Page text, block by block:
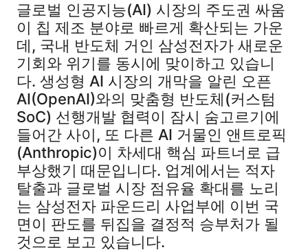
글로벌 인공지능(AI) 시장의 주도권 싸움
이 칩 제조 분야로 빠르게 확산되는 가운
데, 국내 반도체 거인 삼성전자가 새로운
기회와 위기를 동시에 맞이하고 있습니
다. 생성형 AI 시장의 개막을 알린 오픈
AI(OpenAI)와의 맞춤형 반도체(커스텀
SoC) 선행개발 협력이 잠시 숨고르기에
들어간 사이, 또 다른 AI 거물인 앤트로픽
(Anthropic)이 차세대 핵심 파트너로 급
부상했기 때문입니다. 업계에서는 적자
탈출과 글로벌 시장 점유율 확대를 노리
는 삼성전자 파운드리 사업부에 이번 국
면이 판도를 뒤집을 결정적 승부처가 될
것으로 보고 있습니다.